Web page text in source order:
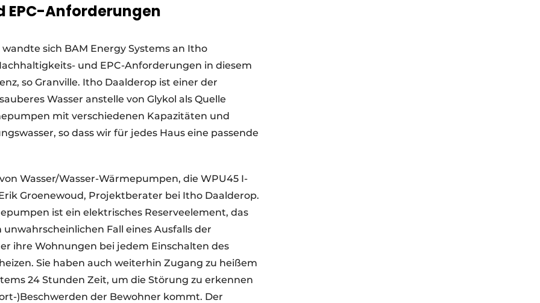
EPC-Anforderungen
sich BAM Energy Systems an Itho
und EPC-Anforderungen in diesem
so Granville. Itho Daalderop ist einer der
Wasser anstelle von Glykol als Quelle
mit verschiedenen Kapazitäten und
so dass wir für jedes Haus eine passende
Wasser/Wasser-Wärmepumpen, die WPU45 I-
Groenewoud, Projektberater bei Itho Daalderop.
ist ein elektrisches Reserveelement, das
Fall eines Ausfalls der
ihre Wohnungen bei jedem Einschalten des
Sie haben auch weiterhin Zugang zu heißem
24 Stunden Zeit, um die Störung zu erkennen
)Beschwerden der Bewohner kommt. Der